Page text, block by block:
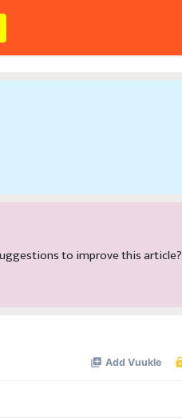
to improve this article?